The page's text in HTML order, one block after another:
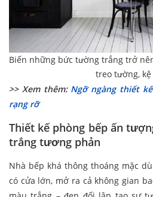
Biến những bức tường trắng trở
treo tường, kệ
>> Xem thêm: Ngỡ ngàng thiết
rạng rỡ
Thiết kế phòng bếp ấn
trắng tương phản
Nhà bếp khá thông thoáng mặc
có cửa lớn, mở ra cả không gian